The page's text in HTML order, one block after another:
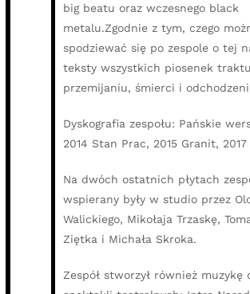
big beatu oraz wczesnego black
metalu.Zgodnie z tym, czego
spodziewać się po zespole o tej
teksty wszystkich piosenek
przemijaniu, śmierci i
Dyskografia zespołu: Pańskie
2014 Stan Prac, 2015 Granit, 2017
Na dwóch ostatnich płytach
wspierany były w studio przez
Walickiego, Mikołaja Trzaskę,
Ziętka i Michała Skroka.
Zespół stworzył również muzykę